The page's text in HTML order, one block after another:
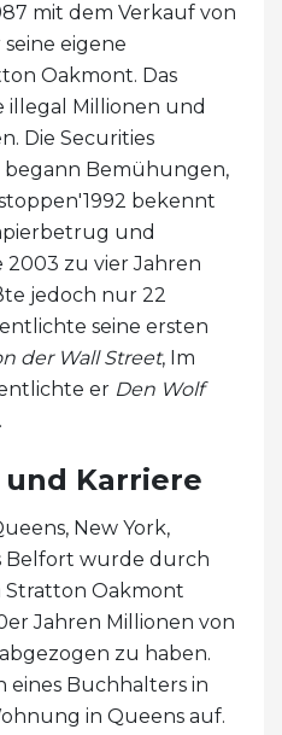
mit dem Verkauf von
eigene
Oakmont. Das
Millionen und
Die Securities
begann Bemühungen,
bekennt
und
2003 zu vier Jahren
jedoch nur 22
seine ersten
der Wall Street, Im
er Den Wolf
.
Karriere
New York,
Belfort wurde durch
Stratton Oakmont
Jahren Millionen von
zu haben.
eines Buchhalters in
in Queens auf.